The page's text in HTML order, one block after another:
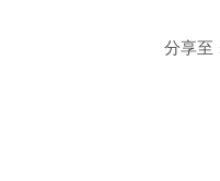
分享